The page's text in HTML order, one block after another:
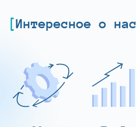
Интересное о нас